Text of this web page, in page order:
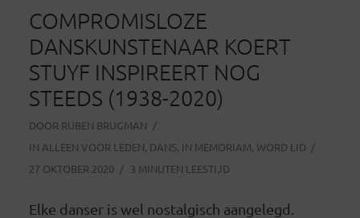
COMPROMISLOZE
DANSKUNSTENAAR KOERT
STUYF INSPIREERT NOG
STEEDS (1938-2020)
DOOR RUBEN BRUGMAN
IN ALLEEN VOOR LEDEN, DANS, IN MEMORIAM, WORD LID
27 OKTOBER 2020
3 MINUTEN LEESTIJD
Elke danser is wel nostalgisch aangelegd.